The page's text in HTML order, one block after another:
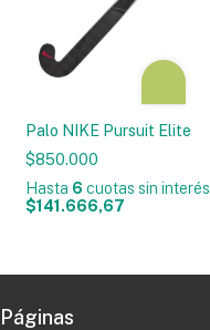
Palo NIKE Pursuit Elite
$850.000
Hasta 6 cuotas sin interés
$141.666,67
Páginas